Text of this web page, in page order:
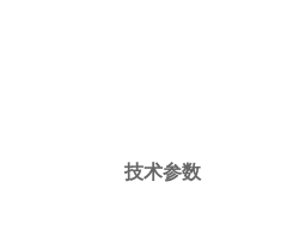
技术参数